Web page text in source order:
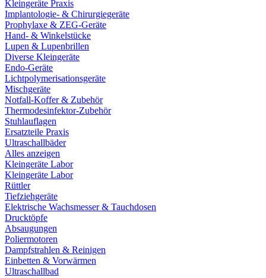
Kleingeräte Praxis
Implantologie- & Chirurgiegeräte
Prophylaxe & ZEG-Geräte
Hand- & Winkelstücke
Lupen & Lupenbrillen
Diverse Kleingeräte
Endo-Geräte
Lichtpolymerisationsgeräte
Mischgeräte
Notfall-Koffer & Zubehör
Thermodesinfektor-Zubehör
Stuhlauflagen
Ersatzteile Praxis
Ultraschallbäder
Alles anzeigen
Kleingeräte Labor
Kleingeräte Labor
Rüttler
Tiefziehgeräte
Elektrische Wachsmesser & Tauchdosen
Drucktöpfe
Absaugungen
Poliermotoren
Dampfstrahlen & Reinigen
Einbetten & Vorwärmen
Ultraschallbad